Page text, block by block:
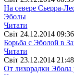
На севере Сьерра-
Эболы
Читати
Свiт 24.12.2014 09:36
Борьба с Эболой в
Читати
Свiт 23.12.2014 21:48
От лихорадки Эбола